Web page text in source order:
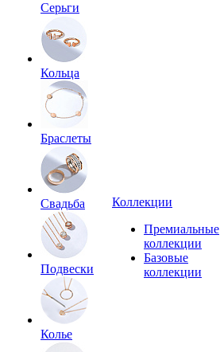
Серьги
Кольца
Браслеты
Свадьба
Подвески
Колье
Коллекции
Премиальные
коллекции
Базовые
коллекции